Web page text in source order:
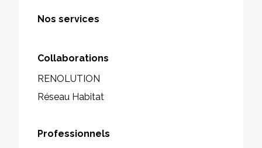
Nos services
Collaborations
RENOLUTION
Réseau Habitat
Professionnels